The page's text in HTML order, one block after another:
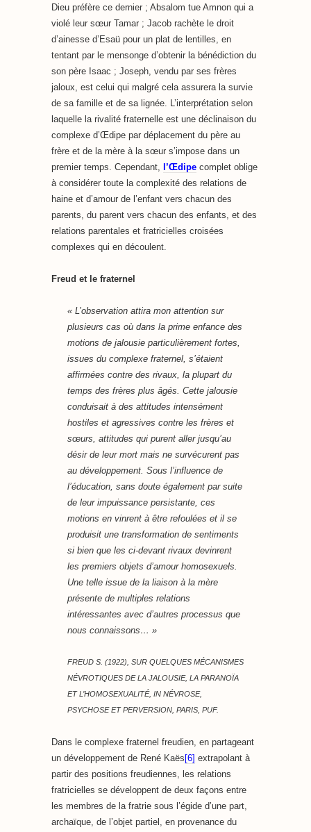
Dieu préfère ce dernier ; Absalom tue Amnon qui a
violé leur sœur Tamar ; Jacob rachète le droit
d’ainesse d’Esaü pour un plat de lentilles, en
tentant par le mensonge d’obtenir la bénédiction du
son père Isaac ; Joseph, vendu par ses frères
jaloux, est celui qui malgré cela assurera la survie
de sa famille et de sa lignée. L’interprétation selon
laquelle la rivalité fraternelle est une déclinaison du
complexe d’Œdipe par déplacement du père au
frère et de la mère à la sœur s’impose dans un
premier temps. Cependant, l’Œdipe complet oblige
à considérer toute la complexité des relations de
haine et d’amour de l’enfant vers chacun des
parents, du parent vers chacun des enfants, et des
relations parentales et fratricielles croisées
complexes qui en découlent.
Freud et le fraternel
« L’observation attira mon attention sur
plusieurs cas où dans la prime enfance des
motions de jalousie particulièrement fortes,
issues du complexe fraternel, s’étaient
affirmées contre des rivaux, la plupart du
temps des frères plus âgés. Cette jalousie
conduisait à des attitudes intensément
hostiles et agressives contre les frères et
sœurs, attitudes qui purent aller jusqu’au
désir de leur mort mais ne survécurent pas
au développement. Sous l’influence de
l’éducation, sans doute également par suite
de leur impuissance persistante, ces
motions en vinrent à être refoulées et il se
produisit une transformation de sentiments
si bien que les ci-devant rivaux devinrent
les premiers objets d’amour homosexuels.
Une telle issue de la liaison à la mère
présente de multiples relations
intéressantes avec d’autres processus que
nous connaissons… »
FREUD S. (1922), SUR QUELQUES MÉCANISMES
NÉVROTIQUES DE LA JALOUSIE, LA PARANOÏA
ET L’HOMOSEXUALITÉ, IN NÉVROSE,
PSYCHOSE ET PERVERSION , PARIS, PUF.
Dans le complexe fraternel freudien, en partageant
un développement de René Kaës [6] extrapolant à
partir des positions freudiennes, les relations
fratricielles se développent de deux façons entre
les membres de la fratrie sous l’égide d’une part,
archaïque, de l’objet partiel, en provenance du